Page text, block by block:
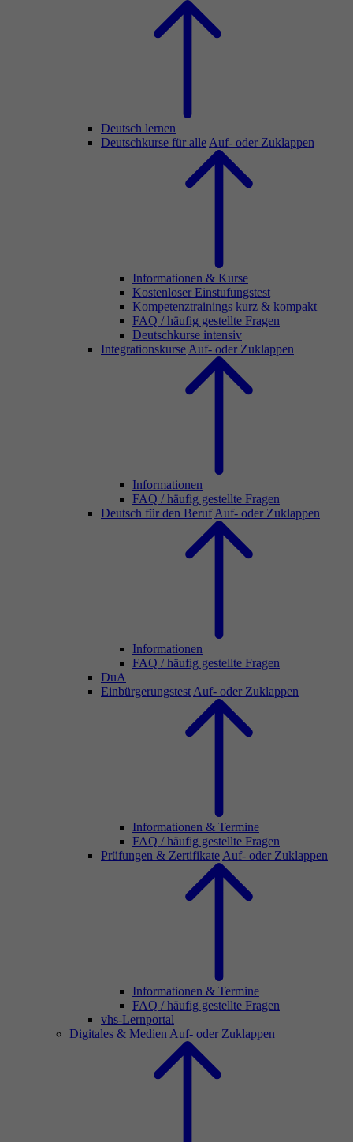
Deutsch lernen
Deutschkurse für alle Auf- oder Zuklappen
Informationen & Kurse
Kostenloser Einstufungstest
Kompetenztrainings kurz & kompakt
FAQ / häufig gestellte Fragen
Deutschkurse intensiv
Integrationskurse Auf- oder Zuklappen
Informationen
FAQ / häufig gestellte Fragen
Deutsch für den Beruf Auf- oder Zuklappen
Informationen
FAQ / häufig gestellte Fragen
DuA
Einbürgerungstest Auf- oder Zuklappen
Informationen & Termine
FAQ / häufig gestellte Fragen
Prüfungen & Zertifikate Auf- oder Zuklappen
Informationen & Termine
FAQ / häufig gestellte Fragen
vhs-Lernportal
Digitales & Medien Auf- oder Zuklappen